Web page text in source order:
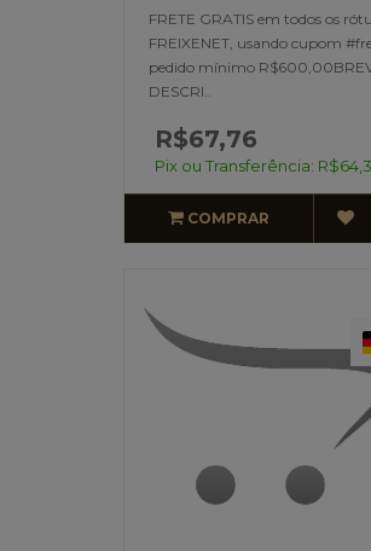
FRETE GRATIS em todos os
FREIXENET, usando cupom
pedido mínimo
DESCRI..
R$67,76
Pix ou Transferência:
COMPRAR